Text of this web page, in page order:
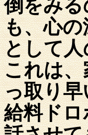
倒をみ
も、心
として
これは
っ取り
給料ド